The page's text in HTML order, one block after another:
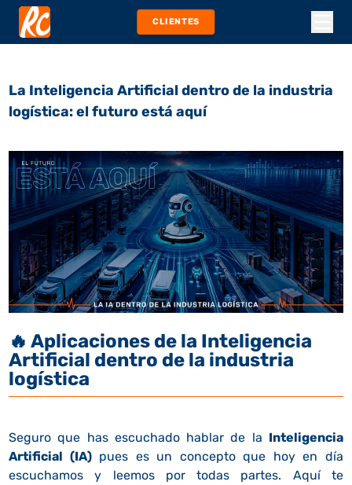
CLIENTES
La Inteligencia Artificial dentro de la industria
logística: el futuro está aquí
🔥Aplicaciones de la Inteligencia
Artificial dentro de la industria
logística
Seguro que has escuchado hablar de la Inteligencia
Artificial (IA)pues es un concepto que hoy en día
escuchamos y leemos
por todas partes. Aquí te